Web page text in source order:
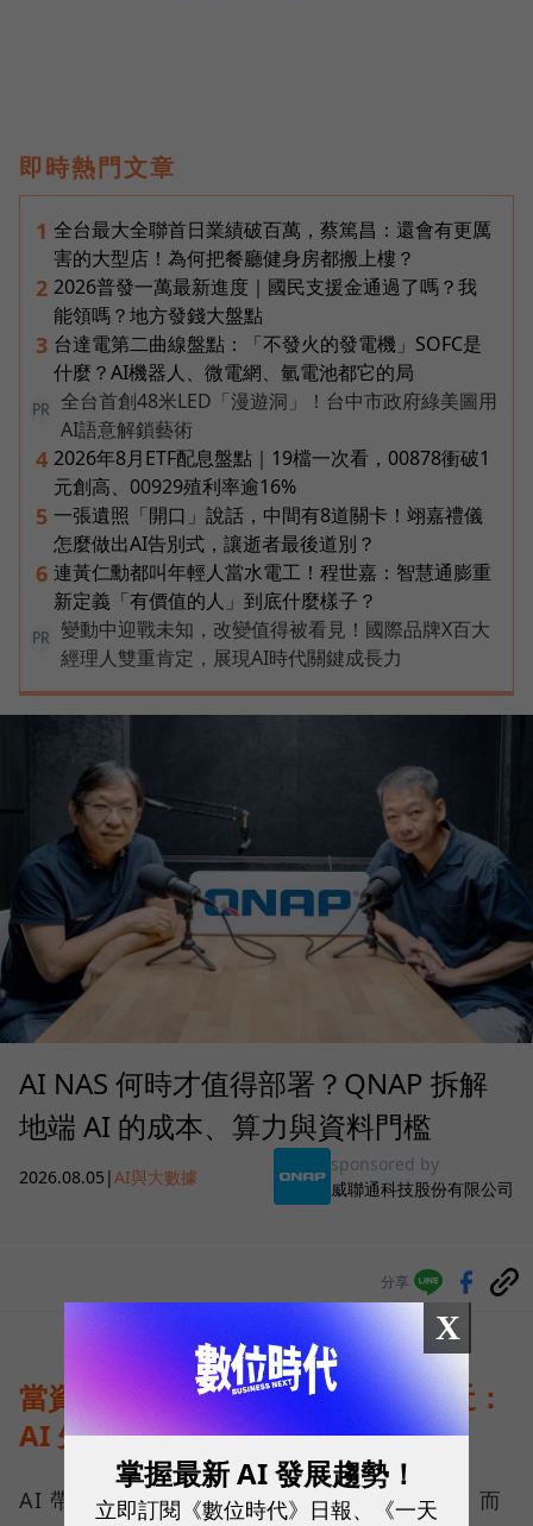
即時熱門文章
1 全台最大全聯首日業績破百萬，蔡篤昌：還會有更厲
害的大型店！為何把餐廳健身房都搬上樓？
2 2026普發一萬最新進度｜國民支援金通過了嗎？我
能領嗎？地方發錢大盤點
3 台達電第二曲線盤點：「不發火的發電機」SOFC是
什麼？AI機器人、微電網、氫電池都它的局
PR
全台首創48米LED「漫遊洞」！台中市政府綠美圖用
AI語意解鎖藝術
4 2026年8月ETF配息盤點｜19檔一次看，00878衝破1
元創高、00929殖利率逾16%
5 一張遺照「開口」說話，中間有8道關卡！翊嘉禮儀
怎麼做出AI告別式，讓逝者最後道別？
6 連黃仁勳都叫年輕人當水電工！程世嘉：智慧通膨重
新定義「有價值的人」到底什麼樣子？
PR
變動中迎戰未知，改變值得被看見！國際品牌X百大
經理人雙重肯定，展現AI時代關鍵成長力
AI NAS 何時才值得部署？QNAP 拆解
地端 AI 的成本、算力與資料門檻
2026.08.05 |AI與大數據
sponsored by
威聯通科技股份有限公司
分享
當資料不能離開企業，運算就得靠近：
AI 先改寫儲存架構
AI 帶來的第一個變化，不只是運算能力提高，而
X
掌握最新 AI 發展趨勢！
立即訂閱《數位時代》日報、《一天